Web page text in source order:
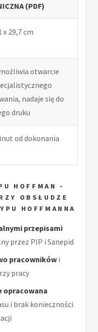
(PDF)
x 29,7 cm
otwarcie
nadaje się do
druku
od dokonania
HOFFMAN -
OBSŁUDZE
HOFFMANNA
przepisami
przez PIP i Sanepid
pracowników i
pracy
opracowana
i brak konieczności